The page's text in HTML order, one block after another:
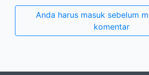
Anda harus masuk sebelum
komentar